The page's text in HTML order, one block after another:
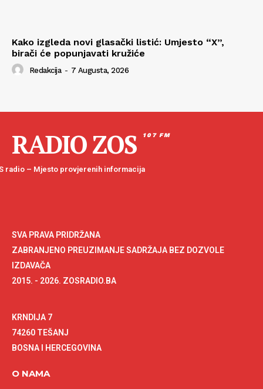
Kako izgleda novi glasački listić: Umjesto “X”,
birači će popunjavati kružiće
Redakcija - 7 Augusta, 2026
RADIO ZOS 107 FM
radio – Mjesto provjerenih informacija
SVA PRAVA PRIDRŽANA
ZABRANJENO PREUZIMANJE SADRŽAJA BEZ DOZVOLE
IZDAVAČA
2015. - 2026. ZOSRADIO.BA
KRNDIJA 7
74260 TEŠANJ
BOSNA I HERCEGOVINA
O NAMA